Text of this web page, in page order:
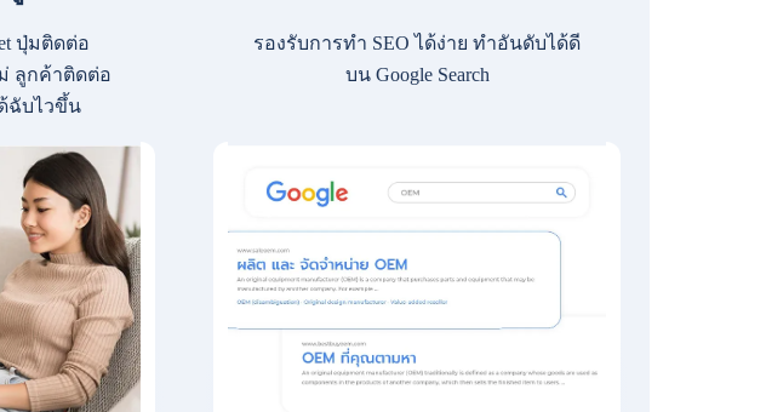
ปุ่มติดต่อ
ลูกค้าติดต่อ
ฉับไวขึ้น
รองรับการทำ SEO ได้ง่าย ทำอันดับได้ดี
บน Google Search